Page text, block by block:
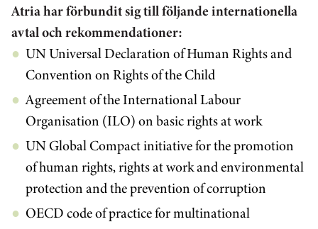
Atria har förbundit sig till följande internationella
avtal och rekommendationer:
UN Universal Declaration of Human Rights and
Convention on Rights of the Child
Agreement of the International Labour
Organisation (ILO) on basic rights at work
UN Global Compact initiative for the promotion
of human rights, rights at work and environmental
protection and the prevention of corruption
OECD code of practice for multinational